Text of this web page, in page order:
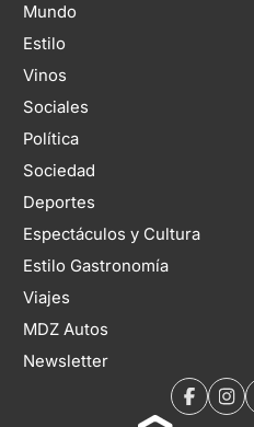
Mundo
Estilo
Vinos
Sociales
Política
Sociedad
Deportes
Espectáculos y Cultura
Estilo Gastronomía
Viajes
MDZ Autos
Newsletter